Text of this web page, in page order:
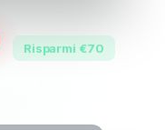
Risparmi €70